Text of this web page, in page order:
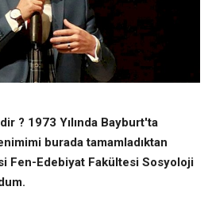
? 1973 Yılında Bayburt'ta
burada tamamladıktan
Fen-Edebiyat Fakültesi Sosyoloji